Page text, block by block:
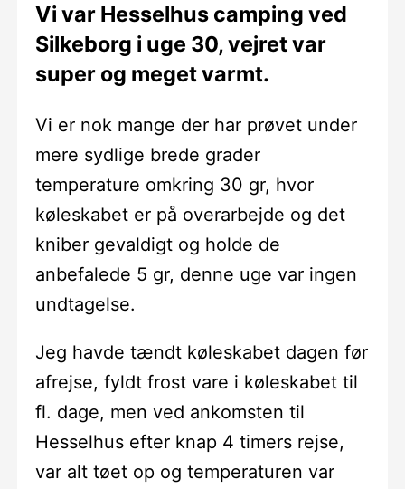
Vi var Hesselhus camping ved
Silkeborg i uge 30, vejret var
super og meget varmt.
Vi er nok mange der har prøvet under
mere sydlige brede grader
temperature omkring 30 gr, hvor
køleskabet er på overarbejde og det
kniber gevaldigt og holde de
anbefalede 5 gr, denne uge var ingen
undtagelse.
Jeg havde tændt køleskabet dagen før
afrejse, fyldt frost vare i køleskabet til
fl. dage, men ved ankomsten til
Hesselhus efter knap 4 timers rejse,
var alt tøet op og temperaturen var